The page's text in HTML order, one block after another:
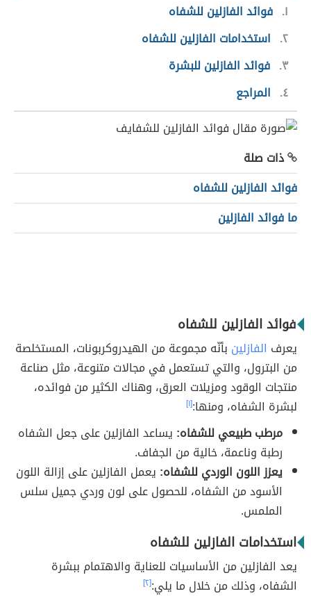
١ فوائد الفازلين للشفاه
٢ استخدامات الفازلين للشفاه
٣ فوائد الفازلين للبشرة
٤
المراجع
ذات صلة
فوائد الفازلين للشفاه
ما فوائد الفازلين
فوائد الفازلين للشفاه
يعرف الفازلين بأنّه مجموعة من الهيدروكربونات، المستخلصة
من البترول، والتي تستعمل في مجالات متنوعة، مثل صناعة
منتجات الوقود ومزيلات العرق، وهناك الكثير من فوائده،
لبشرة الشفاه، ومنها:[١]
مرطب طبيعي للشفاه: يساعد الفازلين على جعل الشفاه
رطبة وناعمة، خالية من الجفاف.
يعزز اللون الوردي للشفاه: يعمل الفازلين على إزالة اللون
الأسود من الشفاه، للحصول على لون وردي جميل سلس
الملمس.
استخدامات الفازلين للشفاه
يعد الفازلين من الأساسيات للعناية والاهتمام ببشرة
الشفاه، وذلك من خلال ما يلي:[٢]